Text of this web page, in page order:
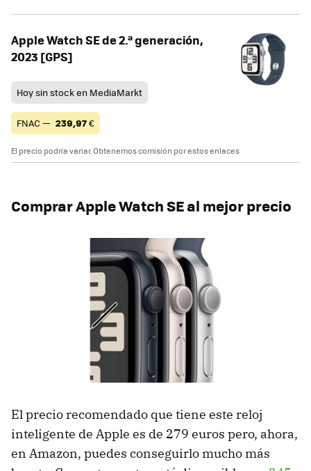
Apple Watch SE de 2.ª generación,
2023 [GPS]
Hoy sin stock en MediaMarkt
FNAC — 239,97€
El precio podría variar. Obtenemos comisión por estos enlaces
Comprar Apple Watch SE al mejor precio
El precio recomendado que tiene este reloj
inteligente de Apple es de 279 euros pero, ahora,
en Amazon, puedes conseguirlo mucho más